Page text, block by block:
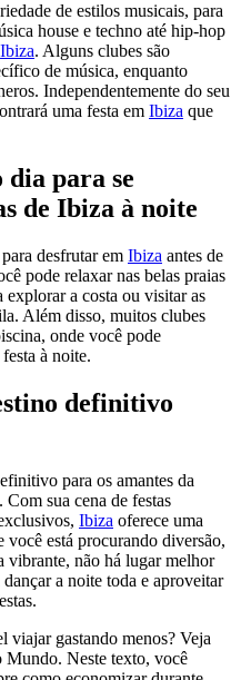
de estilos musicais, para
house e techno até hip-hop
Ibiza. Alguns clubes são
de música, enquanto
Independentemente do seu
uma festa em Ibiza que
para se
de Ibiza à noite
desfrutar em Ibiza antes de
pode relaxar nas belas praias
explorar a costa ou visitar as
Além disso, muitos clubes
onde você pode
à noite.
definitivo
para os amantes da
sua cena de festas
Ibiza oferece uma
está procurando diversão,
vibrante, não há lugar melhor
a noite toda e aproveitar
viajar gastando menos? Veja
Mundo. Neste texto, você